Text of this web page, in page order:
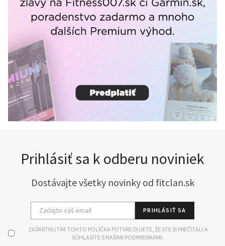
Prihlásiť sa k odberu noviniek
Dostávajte všetky novinky od fitclan.sk
PRIHLÁSIŤ SA
ZAŠKRTNUTÍM TOHTO POLÍČKA POTVRDZUJETE, ŽE STE SI PREČÍTALI A
SÚHLASÍTE S NAŠIMI PODMIENKAMI.